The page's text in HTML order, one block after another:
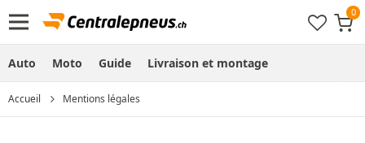
Auto Moto Guide Livraison et montage
Accueil Mentions légales